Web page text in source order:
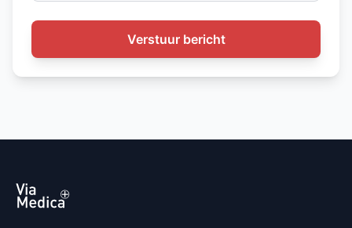
Verstuur bericht